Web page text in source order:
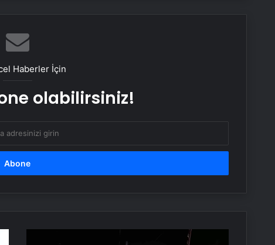
Haberler İçin
olabilirsiniz!